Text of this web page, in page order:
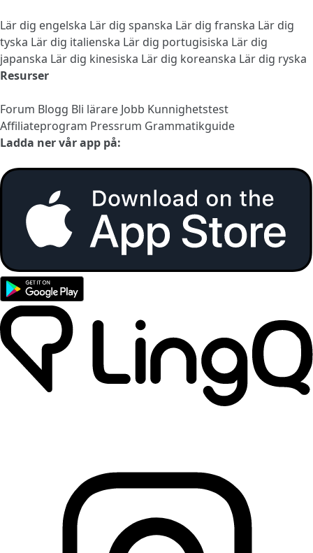
Lär dig engelska Lär dig spanska Lär dig franska Lär dig
tyska Lär dig italienska Lär dig portugisiska Lär dig
japanska Lär dig kinesiska Lär dig koreanska Lär dig ryska
Resurser
Forum Blogg Bli lärare Jobb Kunnighetstest
Affiliateprogram Pressrum Grammatikguide
Ladda ner vår app på: